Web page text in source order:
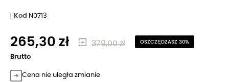
Kod N0713
265,30 zł 379,00 zł OSZCZĘDZASZ 30%
Brutto
Cena nie uległa zmianie